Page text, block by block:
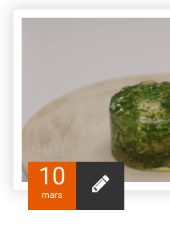
10
mars